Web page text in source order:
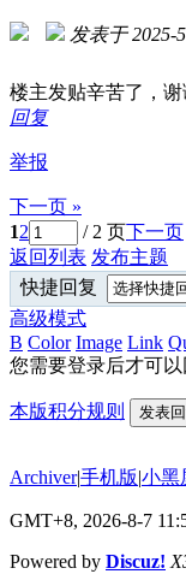
发表于 2025-
楼主发贴辛苦了，谢
回复
举报
下一页 »
12 / 2 页下一页
返回列表 发布主题
快捷回复
高级模式
B Color Image Link
您需要登录后才可
本版积分规则 发表
Archiver|手机版|小黑
GMT+8, 2026-8-7
Powered by Discuz!